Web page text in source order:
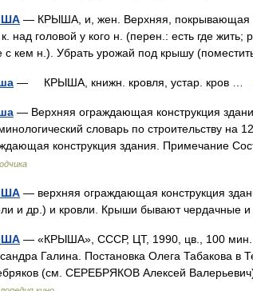
— КРЫША, и, жен. Верхняя, покрывающая
к. над головой у кого н. (перен.: есть где
с кем н.). Убрать урожай под крышу
— КРЫША, книжн. кровля, устар. кров …
— Верхняя ограждающая конструкция
словарь по строительству
конструкция здания. Примечание
— верхняя ограждающая конструкция
и др.) и кровли. Крыши бывают чердачные
— «КРЫША», СССР, ЦТ, 1990, цв., 100 мин.
Галина. Постановка Олега Табакова в
(см. СЕРЕБРЯКОВ Алексей